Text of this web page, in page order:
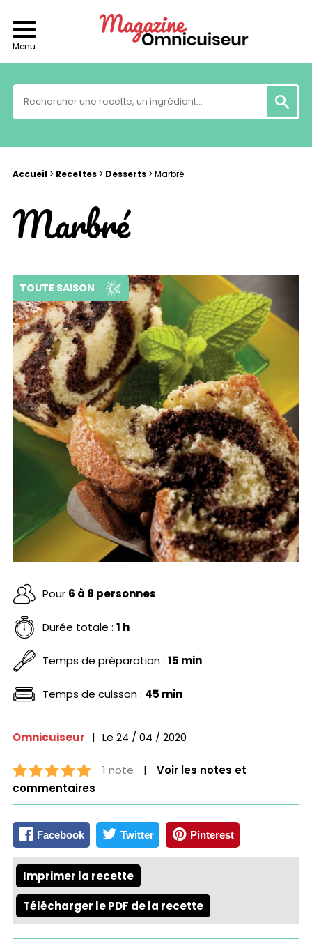
Menu
Accueil> Recettes> Desserts> Marbré
Marbré
TOUTE SAISON
Pour 6 à 8 personnes
Durée totale : 1 h
Temps de préparation : 15 min
Temps de cuisson : 45 min
Omnicuiseur | Le 24 / 04 / 2020
1 note |
Voir les notes et
commentaires
Facebook Twitter Pinterest
Imprimer la recette
Télécharger le PDF de la recette